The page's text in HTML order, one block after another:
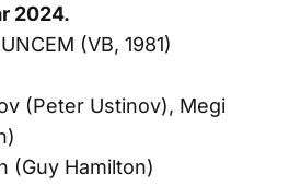
2024.
(VB, 1981)
(Peter Ustinov), Megi
(Guy Hamilton)